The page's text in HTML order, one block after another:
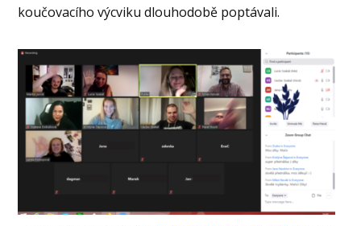
koučovacího výcviku dlouhodobě poptávali.